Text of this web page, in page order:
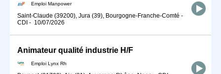
Emploi Manpower
Saint-Claude (39200), Jura (39), Bourgogne-Franche-Comté -
CDI - 10/07/2026
Animateur qualité industrie H/F
Emploi Lynx Rh